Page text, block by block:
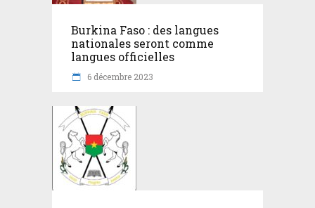
Burkina Faso : des langues
nationales seront comme
langues officielles
6 décembre 2023